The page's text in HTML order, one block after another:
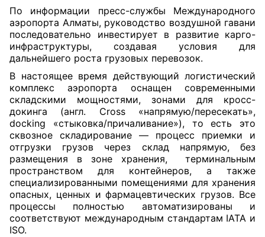
По информации пресс-службы Международного
аэропорта Алматы, руководство воздушной гавани
последовательно инвестирует в развитие карго-
инфраструктуры, создавая условия для
дальнейшего роста грузовых перевозок.
В настоящее время действующий логистический
комплекс аэропорта оснащен современными
складскими мощностями, зонами для кросс-
докинга (англ. Cross «напрямую/пересекать»,
docking «стыковка/причаливание»), то есть это
сквозное складирование — процесс приемки и
отгрузки грузов через складнапрямую, без
размещения в зоне хранения, терминальным
пространством для контейнеров, а также
специализированными помещениями для хранения
опасных, ценных и фармацевтических грузов. Все
процессы полностью автоматизированы и
соответствуют международным стандартам IATA и
ISO.